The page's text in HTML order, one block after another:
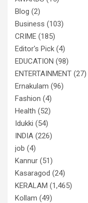
Blog (2)
Business (103)
CRIME (185)
Editor's Pick (4)
EDUCATION (98)
ENTERTAINMENT (27)
Ernakulam (96)
Fashion (4)
Health (52)
Idukki (54)
INDIA (226)
job (4)
Kannur (51)
Kasaragod (24)
KERALAM (1,465)
Kollam (49)